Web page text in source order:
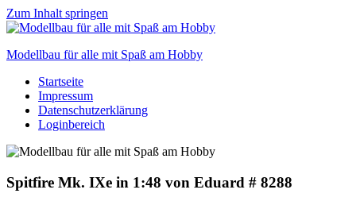
Zum Inhalt springen
Modellbau für alle mit Spaß am Hobby
Scale
modelling
to
Startseite
Impressum
Datenschutzerklärung
Loginbereich
Spitfire Mk. IXe in 1:48 von Eduard # 8288